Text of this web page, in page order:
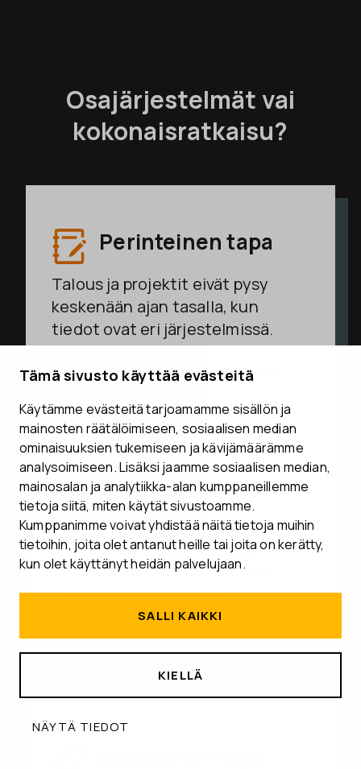
Tämä sivusto käyttää evästeitä
Käytämme evästeitä tarjoamamme sisällön ja
mainosten räätälöimiseen, sosiaalisen median
ominaisuuksien tukemiseen ja kävijämäärämme
analysoimiseen. Lisäksi jaamme sosiaalisen median,
mainosalan ja analytiikka-alan kumppaneillemme
tietoja siitä, miten käytät sivustoamme.
Kumppanimme voivat yhdistää näitä tietoja muihin
tietoihin, joita olet antanut heille tai joita on kerätty,
kun olet käyttänyt heidän palvelujaan.
SALLI KAIKKI
KIELLÄ
NÄYTÄ TIEDOT
Osajärjestelmät vai
kokonaisratkaisu?
Perinteinen tapa
Talous ja projektit eivät pysy
keskenään ajan tasalla, kun
tiedot ovat eri järjestelmissä.
Yritystä johdetaan vanhentuneiden
lukujen perusteella
Talouden seuranta on manuaalista,
hidasta ja riskialtista
Kustannukset nousevat, kun käytössä
on ratkaisuja, joita ei ole suunniteltu
toimialan tarpeisiin
Tiedon hyödyntäminen jää puolitiehen
useamman irrallisen ohjelmiston
kanssa – taistelu integraatioiden
kanssa vie aikaa ja rahaa.